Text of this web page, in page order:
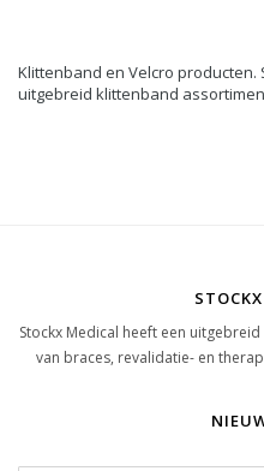
Klittenband en Velcro producten.
uitgebreid klittenband
Stockx Medical heeft een
van braces, revalidatie- en